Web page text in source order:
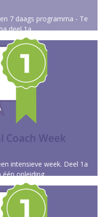
7 daags programma - Te
deel 1a
Coach Week
intensieve week. Deel 1a
opleiding.
COACH WEEK
je de vaardigheden voor
onder de knie krijgt.
info